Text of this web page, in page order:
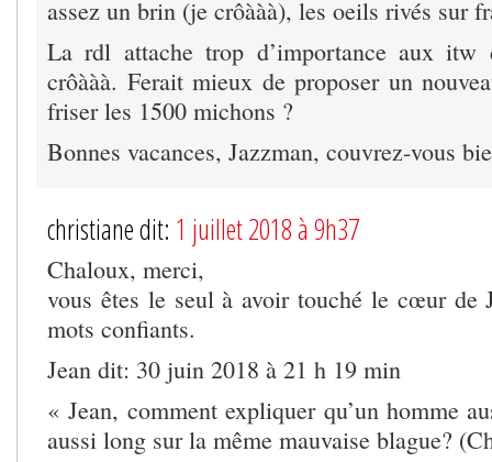
assez un brin (je crôààà), les oeils rivés sur
La rdl attache trop d’importance aux itw
crôààà. Ferait mieux de proposer un
friser les 1500 michons ?
Bonnes vacances, Jazzman, couvrez-vous
christiane dit: 1 juillet 2018 à 9h37
Chaloux, merci,
vous êtes le seul à avoir touché le cœur de
mots confiants.
Jean dit: 30 juin 2018 à 21 h 19 min
« Jean, comment expliquer qu’un homme
aussi long sur la même mauvaise blague?